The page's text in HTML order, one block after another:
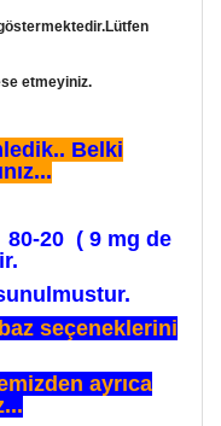
etmeyiniz.
Belki
20 ( 9 mg de
seçeneklerini
ayrıca